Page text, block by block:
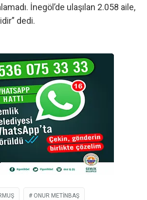
İnegöl’de ulaşılan 2.058 aile,
dedi.
ONUR METINBAŞ